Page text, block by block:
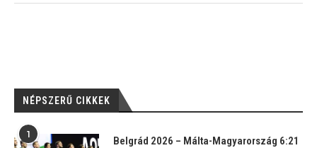
NÉPSZERŰ CIKKEK
1
Belgrád 2026 – Málta-Magyarország 6:21